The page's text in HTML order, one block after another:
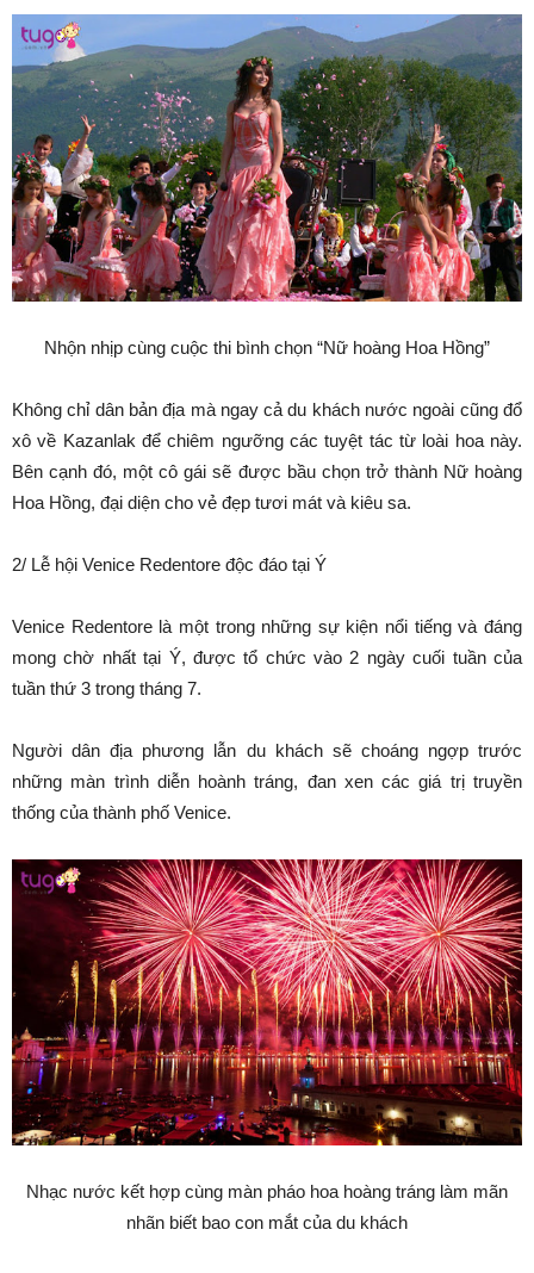
Nhộn nhịp cùng cuộc thi bình chọn “Nữ hoàng Hoa Hồng”
Không chỉ dân bản địa mà ngay cả du khách nước ngoài cũng đổ
xô về Kazanlak để chiêm ngưỡng các tuyệt tác từ loài hoa này.
Bên cạnh đó, một cô gái sẽ được bầu chọn trở thành Nữ hoàng
Hoa Hồng, đại diện cho vẻ đẹp tươi mát và kiêu sa.
2/ Lễ hội Venice Redentore độc đáo tại Ý
Venice Redentore là một trong những sự kiện nổi tiếng và đáng
mong chờ nhất tại Ý, được tổ chức vào 2 ngày cuối tuần của
tuần thứ 3 trong tháng 7.
Người dân địa phương lẫn du khách sẽ choáng ngợp trước
những màn trình diễn hoành tráng, đan xen các giá trị truyền
thống của thành phố Venice.
Nhạc nước kết hợp cùng màn pháo hoa hoàng tráng làm mãn
nhãn biết bao con mắt của du khách